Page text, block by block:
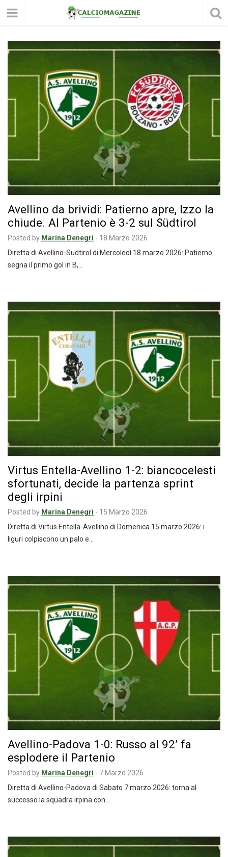
Avellino da brividi: Patierno apre, Izzo la
chiude. Al Partenio è 3-2 sul Südtirol
Posted by Marina Denegri - 18 Marzo 2026
Diretta di Avellino-Sudtirol di Mercoledì 18 marzo 2026: Patierno
segna il primo gol in B,…
Virtus Entella-Avellino 1-2: biancocelesti
sfortunati, decide la partenza sprint
degli irpini
Posted by Marina Denegri - 15 Marzo 2026
Diretta di Virtus Entella-Avellino di Domenica 15 marzo 2026: i
liguri colpiscono un palo e…
Avellino-Padova 1-0: Russo al 92’ fa
esplodere il Partenio
Posted by Marina Denegri - 7 Marzo 2026
Diretta di Avellino-Padova di Sabato 7 marzo 2026: torna al
successo la squadra irpina con…